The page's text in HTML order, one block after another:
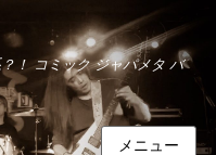
！ コミック ジャパメタ バ
メニュー